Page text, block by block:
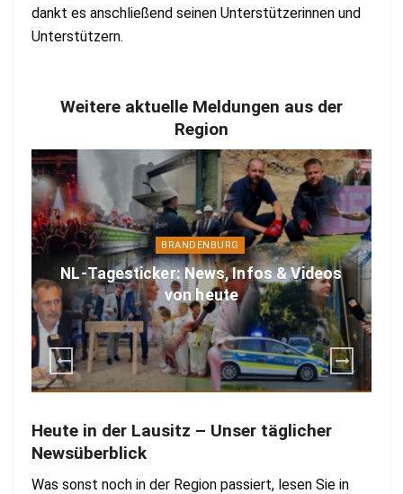
dankt es anschließend seinen Unterstützerinnen und
Unterstützern.
Weitere aktuelle Meldungen aus der
Region
BRANDENBURG
NL-Tagesticker: News, Infos & Videos
von heute
Heute in der Lausitz – Unser täglicher
Newsüberblick
Was sonst noch in der Region passiert, lesen Sie in